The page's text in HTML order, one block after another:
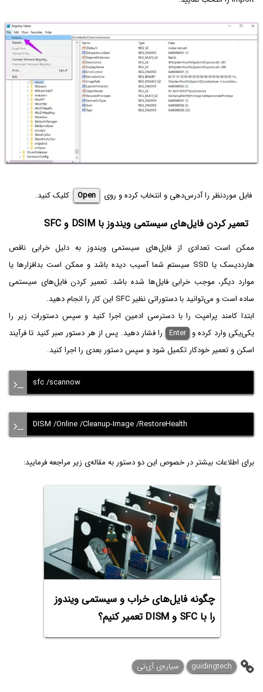
فایل موردنظر را آدرس‌دهی و انتخاب کرده و روی Open کلیک کنید.
تعمیر کردن فایل‌های سیستمی ویندوز با DSIM و SFC
ممکن است تعدادی از فایل‌های سیستمی ویندوز به دلیل خرابی ناقص
هارددیسک یا SSD سیستم شما آسیب دیده باشد و ممکن است بد‌افزارها یا
موارد دیگر، موجب خرابی فایل‌ها شده باشد. تعمیر کردن فایل‌های سیستمی
ساده است و می‌توانید با دستوراتی نظیر SFC این کار را انجام دهید.
ابتدا کامند پرامپت را با دسترسی ادمین اجرا کنید و سپس دستورات زیر را
یکی‌یکی وارد کرده و Enter را فشار دهید. پس از هر دستور صبر کنید تا فرآیند
اسکن و تعمیر خودکار تکمیل شود و سپس دستور بعدی را اجرا کنید.
sfc /scannow
DISM /Online /Cleanup-Image /RestoreHealth
برای اطلاعات بیشتر در خصوص این دو دستور به مقاله‌ی زیر مراجعه فرمایید:
چگونه فایل‌های خراب و سیستمی ویندوز
را با SFC و DISM تعمیر کنیم؟
guidingtech سیاره‌ی آی‌تی